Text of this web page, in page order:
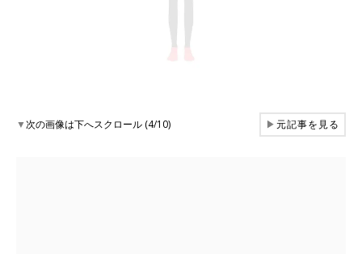
▼次の画像は下へスクロール (4/10) ▶元記事を見る